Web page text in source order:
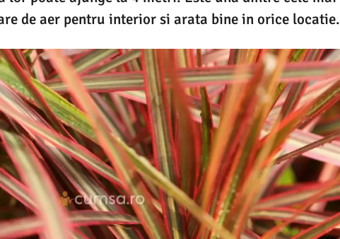
de aer pentru interior si arata bine in orice locatie.